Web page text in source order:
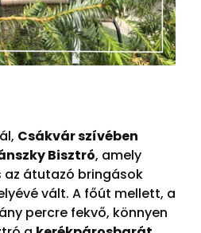
Csákvár szívében
Bisztró, amely
az átutazó bringások
vált. A főút mellett, a
percre fekvő, könnyen